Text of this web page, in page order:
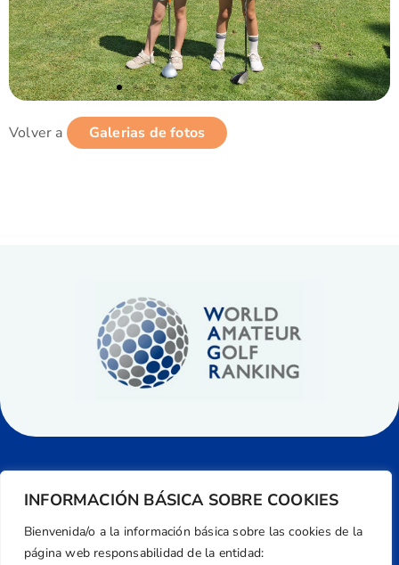
INFORMACIÓN BÁSICA SOBRE COOKIES
Bienvenida/o a la información básica sobre las cookies de la
página web responsabilidad de la entidad:
Volver a Galerias de fotos